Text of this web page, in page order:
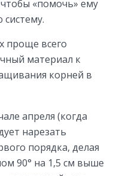
«помочь» ему
проще всего
материал к
корней в
апреля (когда
нарезать
порядка, делая
90° на 1,5 см выше